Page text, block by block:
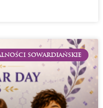
SOWARDIAŃSKIE